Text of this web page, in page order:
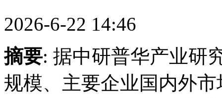
2026-6-22 14:46
摘要: 据中研普华产业研
规模、主要企业国内外